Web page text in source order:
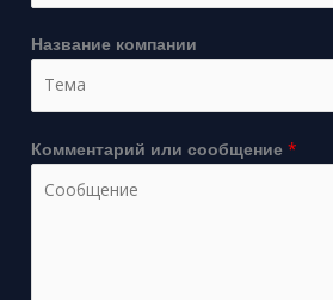
Название компании
Комментарий или сообщение *